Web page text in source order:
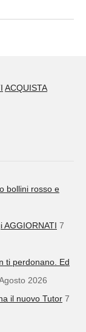
ACQUISTA
bollini rosso e
AGGIORNATI 7
ti perdonano. Ed
2026
il nuovo Tutor 7